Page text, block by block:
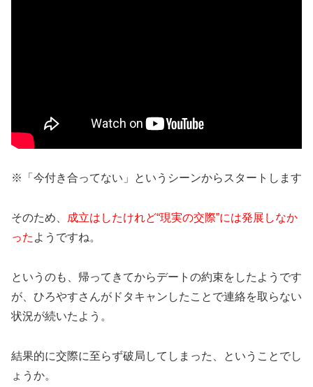
※「今付き合ってない」というシーンからスタートします
そのため、
成立はしたけれど“現実の交際”には発展しなか
った ようですね。
というのも、帰ってきてからデートの約束をしたようです
が、ひろやすさんがドタキャンしたことで連絡を取らない
状況が続いたよう。
結果的に交際に至らず破局してしまった、ということでし
ょうか。